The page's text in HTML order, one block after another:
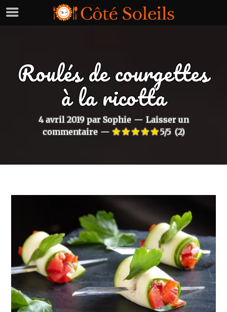
Roulés de courgettes
à la ricotta
4 avril 2019 par Sophie
Laisser un
commentaire
5/5 (2)